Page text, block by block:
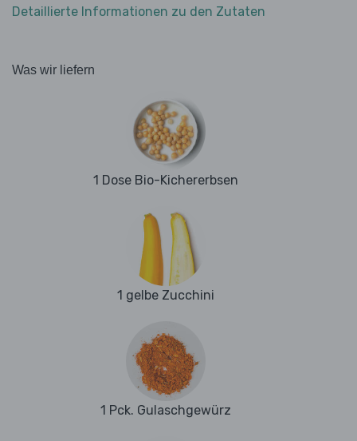
Detaillierte Informationen zu den Zutaten
Was wir liefern
1 Dose Bio-Kichererbsen
1 gelbe Zucchini
1 Pck. Gulaschgewürz